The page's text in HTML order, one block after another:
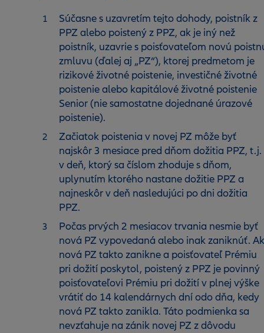
Súčasne s uzavretím tejto dohody, poistník z
PPZ alebo poistený z PPZ, ak je iný než
poistník, uzavrie s poisťovateľom novú
zmluvu (ďalej aj „PZ“), ktorej predmetom je
rizikové životné poistenie, investičné životné
poistenie alebo kapitálové životné poistenie
Senior (nie samostatne dojednané úrazové
poistenie).
Začiatok poistenia v novej PZ môže byť
najskôr 3 mesiace pred dňom dožitia PPZ, t.j.
v deň, ktorý sa číslom zhoduje s dňom,
uplynutím ktorého nastane dožitie PPZ a
najneskôr v deň nasledujúci po dni dožitia
PPZ.
Počas prvých 2 mesiacov trvania nesmie byť
nová PZ vypovedaná alebo inak zaniknúť. Ak
nová PZ takto zanikne a poisťovateľ Prémiu
pri dožití poskytol, poistený z PPZ je povinný
poisťovateľovi Prémiu pri dožití v plnej výške
vrátiť do 14 kalendárnych dní odo dňa, kedy
nová PZ takto zanikla. Táto podmienka sa
nevzťahuje na zánik novej PZ z dôvodu